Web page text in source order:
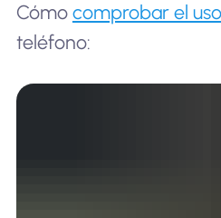
Cómo comprobar el
teléfono: